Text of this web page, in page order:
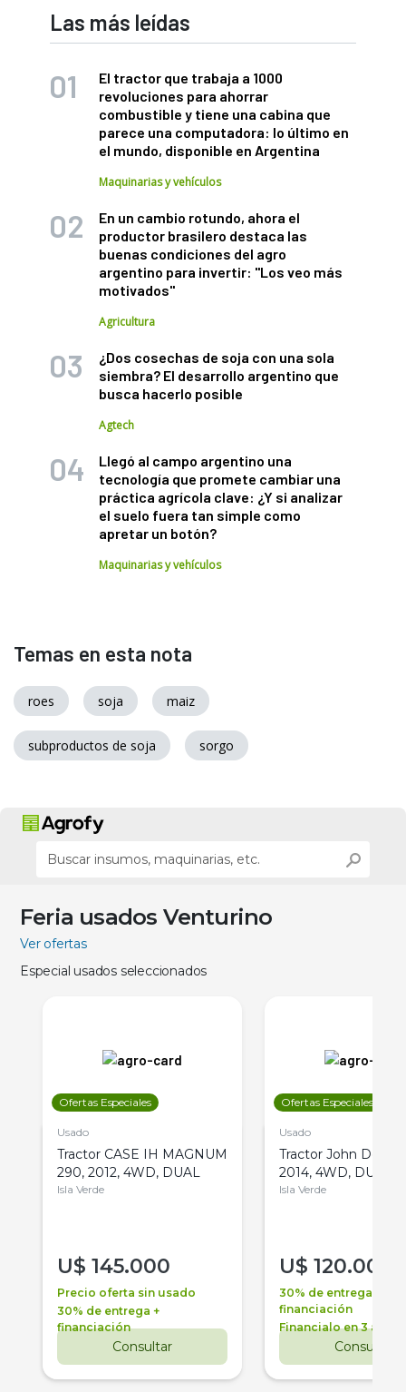
Las más leídas
El tractor que trabaja a 1000
revoluciones para ahorrar
combustible y tiene una cabina que
parece una computadora: lo último en
el mundo, disponible en Argentina
Maquinarias y vehículos
En un cambio rotundo, ahora el
productor brasilero destaca las
buenas condiciones del agro
argentino para invertir: "Los veo más
motivados"
Agricultura
¿Dos cosechas de soja con una sola
siembra? El desarrollo argentino que
busca hacerlo posible
Agtech
Llegó al campo argentino una
tecnología que promete cambiar una
práctica agrícola clave: ¿Y si analizar
el suelo fuera tan simple como
apretar un botón?
Maquinarias y vehículos
Temas en esta nota
roes soja maiz
subproductos de soja sorgo
Feria usados Venturino
Ver ofertas
Especial usados seleccionados
Ofertas Especiales
Usado
Tractor CASE IH MAGNUM
290, 2012, 4WD, DUAL
Isla Verde
U$ 145.000
Precio oferta sin usado
30% de entrega +
financiación
Consultar
Ofertas Especiales
Usado
Tractor John Deere
2014, 4WD, DUAL
Isla Verde
U$ 120.000
30% de entrega +
financiación
Financialo en 3 años
Consultar